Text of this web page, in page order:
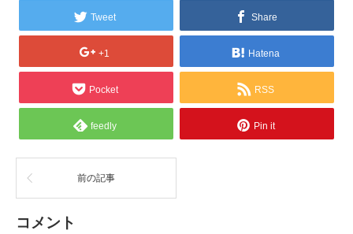
Tweet Share
+1 Hatena
Pocket RSS
feedly Pin it
前の記事
コメント